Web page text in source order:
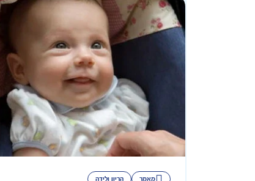
מאמר הריון ולידה